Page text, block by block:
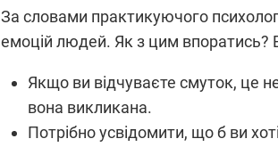
За словами практикуючого
емоцій людей. Як з цим впоратись?
Якщо ви відчуваєте смуток, це
вона викликана.
Потрібно усвідомити, що б ви